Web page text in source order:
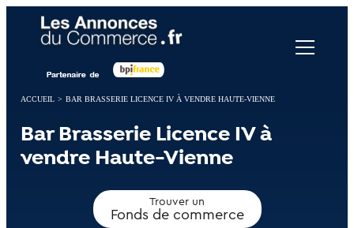
ACCUEIL > BAR BRASSERIE LICENCE IV À VENDRE HAUTE-VIENNE
Bar Brasserie Licence IV à
vendre Haute-Vienne
Trouver un
Fonds de commerce
Panneau de gestion des cookies